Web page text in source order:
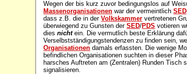
Wegen der bis kurz zuvor bedingungslos auf
Massenorganisationen war der vermeintlichSED
dass z.B. die in derVolkskammer vertretenen
überwiegend zu Gunsten derSED/PDS votieren
diesnichtein. Die vermutlich beste Erklärung
Verselbstständigungstendenzen zu finden sein,
Organisationen damals erfassten. Die wenige
befindlichen Organisationen suchten in dieser
harsches Auftreten am (Zentralen) Runden Tisch
signalisieren.